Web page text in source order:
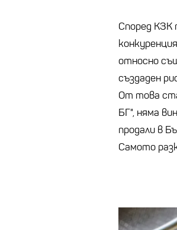
Според КЗК
относно
създаден
От това
БГ", няма
продали в
Самото